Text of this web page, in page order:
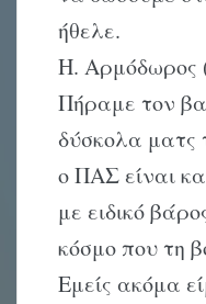
ήθελε.
Η. Αρμόδωρος
Πήραμε τον
δύσκολα ματς
ο ΠAΣ είναι
με ειδικό
κόσμο που τη
Eμείς ακόμα